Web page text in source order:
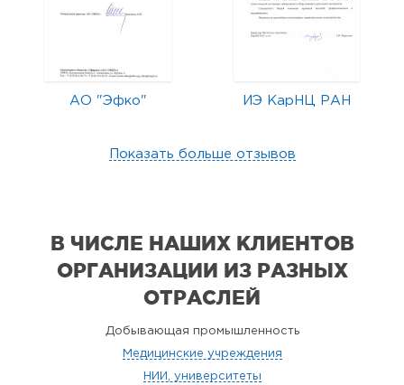
АО "Эфко" ИЭ КарНЦ РАН
Показать больше отзывов
В ЧИСЛЕ НАШИХ КЛИЕНТОВ
ОРГАНИЗАЦИИ ИЗ РАЗНЫХ
ОТРАСЛЕЙ
Добывающая промышленность
Медицинские учреждения
НИИ, университеты